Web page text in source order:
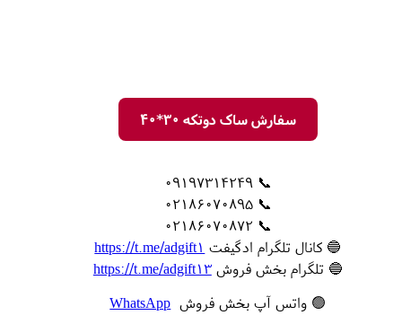
سفارش ساک دوتکه 30*40
📞 09197314249
📞 02186070895
📞 02186070872
🔵 کانال تلگرام ادگیفت https://t.me/adgift1
🔵 تلگرام بخش فروشhttps://t.me/adgift13
🟢 واتس آپ بخش فروش WhatsApp